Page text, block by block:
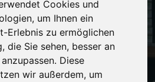
Cookies und
um Ihnen ein
Erlebnis zu ermöglichen
die Sie sehen, besser an
Diese
wir außerdem, um